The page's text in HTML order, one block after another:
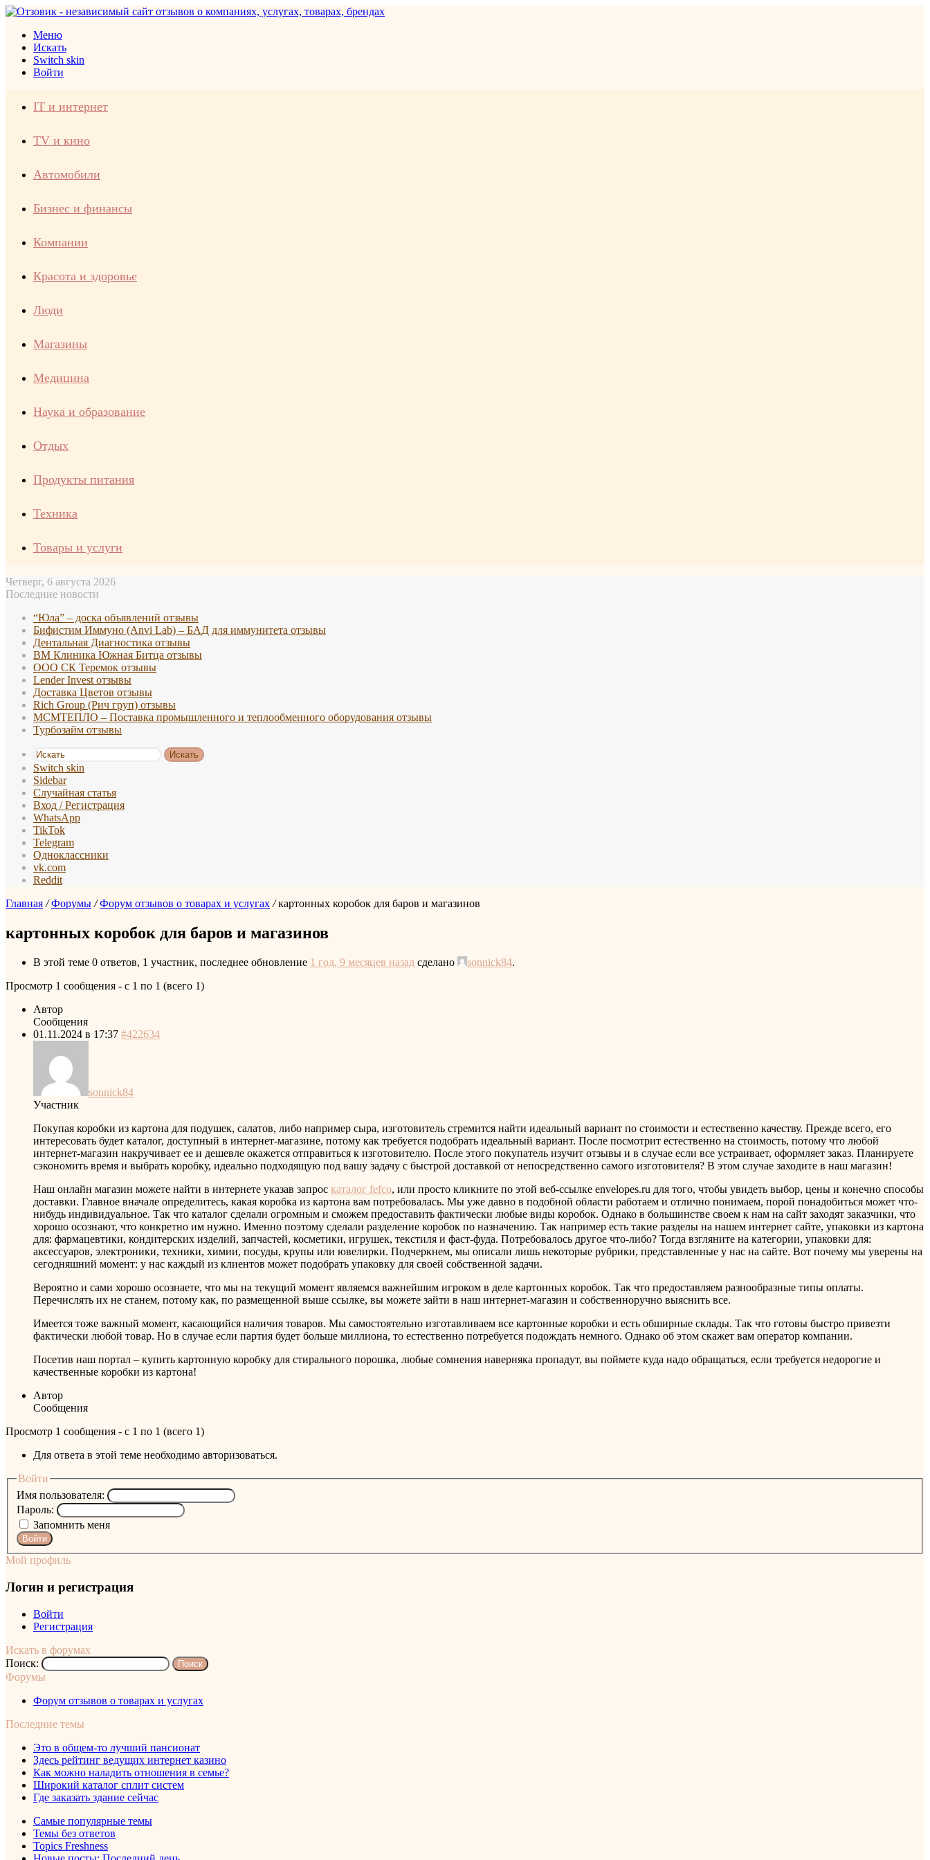
Меню
Искать
Switch skin
Войти
IT и интернет
TV и кино
Автомобили
Бизнес и финансы
Компании
Красота и здоровье
Люди
Магазины
Медицина
Наука и образование
Отдых
Продукты питания
Техника
Товары и услуги
Четверг, 6 августа 2026
Последние новости
“Юла” – доска объявлений отзывы
Бифистим Иммуно (Anvi Lab) – БАД для иммунитета отзывы
Дентальная Диагностика отзывы
ВМ Клиника Южная Битца отзывы
ООО СК Теремок отзывы
Lender Invest отзывы
Доставка Цветов отзывы
Rich Group (Рич груп) отзывы
МСМТЕПЛО – Поставка промышленного и теплообменного оборудования отзывы
Турбозайм отзывы
Искать
Switch skin
Sidebar
Случайная статья
Вход / Регистрация
WhatsApp
TikTok
Telegram
Одноклассники
vk.com
Reddit
Главная / Форумы / Форум отзывов о товарах и услугах / картонных коробок для баров и магазинов
картонных коробок для баров и магазинов
В этой теме 0 ответов, 1 участник, последнее обновление 1 год, 9 месяцев назад сделано sonnick84.
Просмотр 1 сообщения - с 1 по 1 (всего 1)
Автор
Сообщения
01.11.2024 в 17:37 #422634
sonnick84
Участник
Покупая коробки из картона для подушек, салатов, либо например сыра, изготовитель стремится найти идеальный вариант по стоимости и естественно качеству. Прежде всего, его
интересовать будет каталог, доступный в интернет-магазине, потому как требуется подобрать идеальный вариант. После посмотрит естественно на стоимость, потому что любой
интернет-магазин накручивает ее и дешевле окажется отправиться к изготовителю. После этого покупатель изучит отзывы и в случае если все устраивает, оформляет заказ. Планируете
сэкономить время и выбрать коробку, идеально подходящую под вашу задачу с быстрой доставкой от непосредственно самого изготовителя? В этом случае заходите в наш магазин!
Наш онлайн магазин можете найти в интернете указав запрос каталог fefco, или просто кликните по этой веб-ссылке envelopes.ru для того, чтобы увидеть выбор, цены и конечно способы
доставки. Главное вначале определитесь, какая коробка из картона вам потребовалась. Мы уже давно в подобной области работаем и отлично понимаем, порой понадобиться может что-
нибудь индивидуальное. Так что каталог сделали огромным и сможем предоставить фактически любые виды коробок. Однако в большинстве своем к нам на сайт заходят заказчики, что
хорошо осознают, что конкретно им нужно. Именно поэтому сделали разделение коробок по назначению. Так например есть такие разделы на нашем интернет сайте, упаковки из картона
для: фармацевтики, кондитерских изделий, запчастей, косметики, игрушек, текстиля и фаст-фуда. Потребовалось другое что-либо? Тогда взгляните на категории, упаковки для:
аксессуаров, электроники, техники, химии, посуды, крупы или ювелирки. Подчеркнем, мы описали лишь некоторые рубрики, представленные у нас на сайте. Вот почему мы уверены на
сегодняшний момент: у нас каждый из клиентов может подобрать упаковку для своей собственной задачи.
Вероятно и сами хорошо осознаете, что мы на текущий момент являемся важнейшим игроком в деле картонных коробок. Так что предоставляем разнообразные типы оплаты.
Перечислять их не станем, потому как, по размещенной выше ссылке, вы можете зайти в наш интернет-магазин и собственноручно выяснить все.
Имеется тоже важный момент, касающийся наличия товаров. Мы самостоятельно изготавливаем все картонные коробки и есть обширные склады. Так что готовы быстро привезти
фактически любой товар. Но в случае если партия будет больше миллиона, то естественно потребуется подождать немного. Однако об этом скажет вам оператор компании.
Посетив наш портал – купить картонную коробку для стирального порошка, любые сомнения наверняка пропадут, вы поймете куда надо обращаться, если требуется недорогие и
качественные коробки из картона!
Автор
Сообщения
Просмотр 1 сообщения - с 1 по 1 (всего 1)
Для ответа в этой теме необходимо авторизоваться.
Войти
Имя пользователя:
Пароль:
Запомнить меня
Войти
Мой профиль
Логин и регистрация
Войти
Регистрация
Искать в форумах
Поиск:
Форумы
Форум отзывов о товарах и услугах
Последние темы
Это в общем-то лучший пансионат
Здесь рейтинг ведущих интернет казино
Как можно наладить отношения в семье?
Широкий каталог сплит систем
Где заказать здание сейчас
Самые популярные темы
Темы без ответов
Topics Freshness